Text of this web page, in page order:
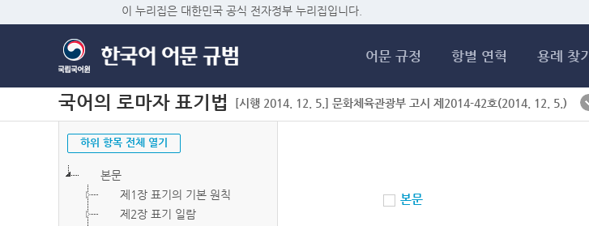
이 누리집은 대한민국 공식 전자정부 누리집입니다.
어문 규정 항별 연혁 용례 찾기
국어의 로마자 표기법 [시행 2014. 12. 5.] 문화체육관광부 고시 제2014-42호(2014. 12. 5.)
하위 항목 전체 열기
본문
제1장 표기의 기본 원칙
제2장 표기 일람
본문